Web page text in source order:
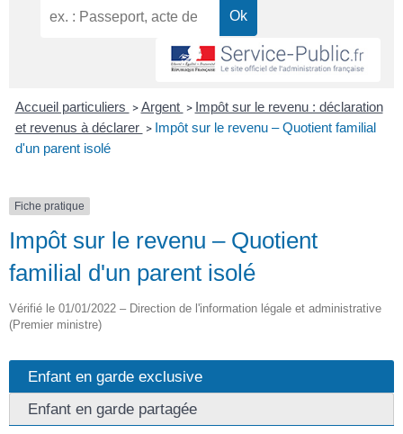
Accueil particuliers > Argent > Impôt sur le revenu : déclaration
et revenus à déclarer > Impôt sur le revenu – Quotient familial
d'un parent isolé
Fiche pratique
Impôt sur le revenu – Quotient
familial d'un parent isolé
Vérifié le 01/01/2022 – Direction de l'information légale et administrative
(Premier ministre)
Enfant en garde exclusive
Enfant en garde partagée